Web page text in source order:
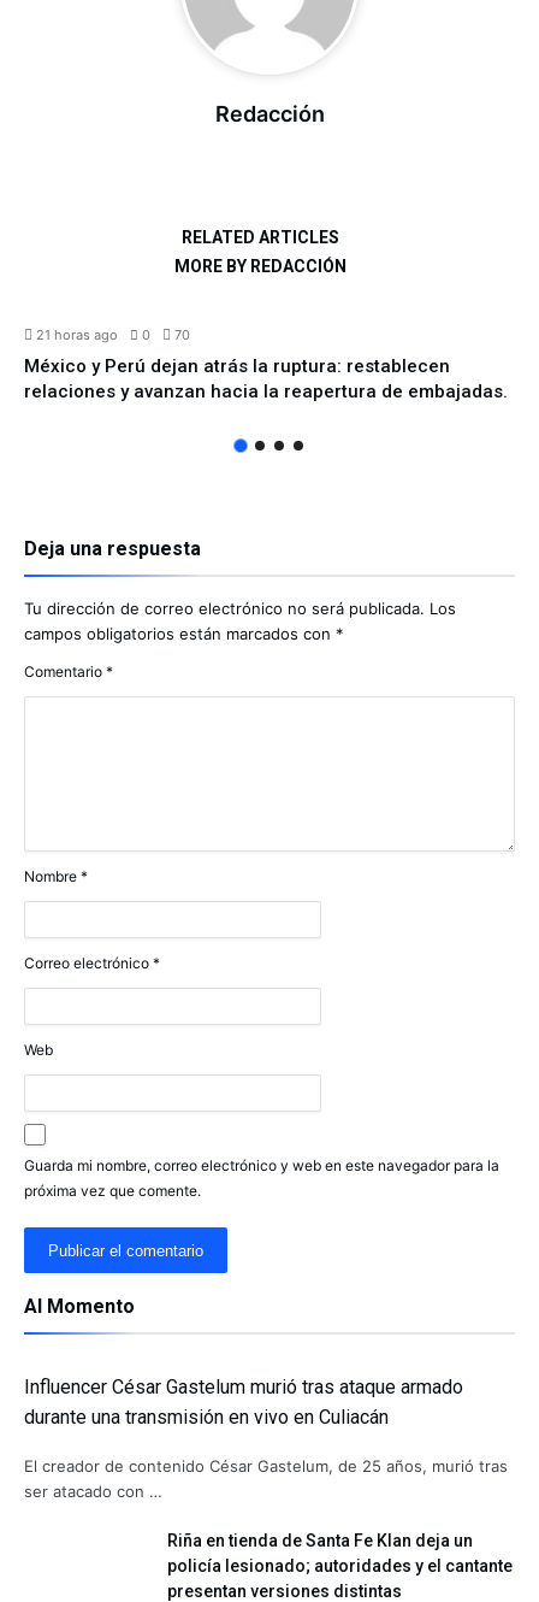
Redacción
RELATED ARTICLES
MORE BY REDACCIÓN
21 horas ago 0 70
México y Perú dejan atrás la ruptura: restablecen
relaciones y avanzan hacia la reapertura de embajadas.
Deja una respuesta
Tu dirección de correo electrónico no será publicada. Los
campos obligatorios están marcados con *
Comentario *
Nombre *
Correo electrónico *
Web
Guarda mi nombre, correo electrónico y web en este navegador para la
próxima vez que comente.
Al Momento
Influencer César Gastelum murió tras ataque armado
durante una transmisión en vivo en Culiacán
El creador de contenido César Gastelum, de 25 años, murió tras
ser atacado con …
Riña en tienda de Santa Fe Klan deja un
policía lesionado; autoridades y el cantante
presentan versiones distintas